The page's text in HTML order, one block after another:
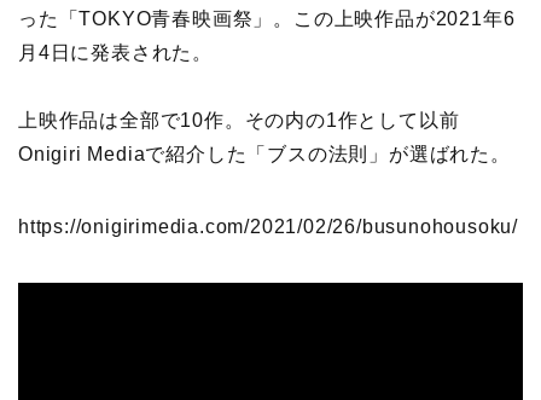
った「TOKYO青春映画祭」。この上映作品が2021年6
月4日に発表された。
上映作品は全部で10作。その内の1作として以前
Onigiri Mediaで紹介した「ブスの法則」が選ばれた。
https://onigirimedia.com/2021/02/26/busunohousoku/